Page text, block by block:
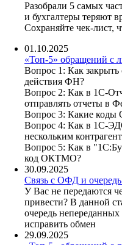
Разобрали 5 самых
и бухгалтеры теряют
Сохраняйте чек-лист,
01.10.2025
«Топ-5» обращений с
Вопрос 1: Как закрыть
действия ФН?
Вопрос 2: Как в 1С-
отправлять отчеты в
Вопрос 3: Какие коды
Вопрос 4: Как в 1С-
нескольким
Вопрос 5: Как в
код ОКТМО?
30.09.2025
Связь с ОФД и
У Вас не передаются
привести? В данной
очередь
исправить обмен
29.09.2025